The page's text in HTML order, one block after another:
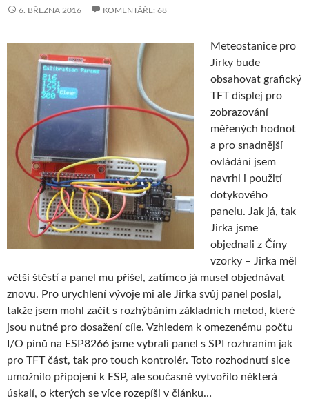
6. BŘEZNA 2016 KOMENTÁŘE: 68
Meteostanice pro
Jirky bude
obsahovat grafický
TFT displej pro
zobrazování
měřených hodnot
a pro snadnější
ovládání jsem
navrhl i použití
dotykového
panelu. Jak já, tak
Jirka jsme
objednali z Číny
vzorky – Jirka měl
větší štěstí a panel mu přišel, zatímco já musel objednávat
znovu. Pro urychlení vývoje mi ale Jirka svůj panel poslal,
takže jsem mohl začít s rozhýbáním základních metod, které
jsou nutné pro dosažení cíle. Vzhledem k omezenému počtu
I/O pinů na ESP8266 jsme vybrali panel s SPI rozhraním jak
pro TFT část, tak pro touch kontrolér. Toto rozhodnutí sice
umožnilo připojení k ESP, ale současně vytvořilo některá
úskalí, o kterých se více rozepíši v článku…